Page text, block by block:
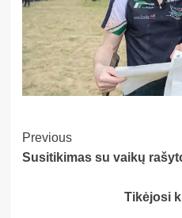
Post
Navigation
Previous
Susitikimas su vaikų
Tikėjosi